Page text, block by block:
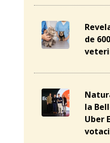
de
la
Uber